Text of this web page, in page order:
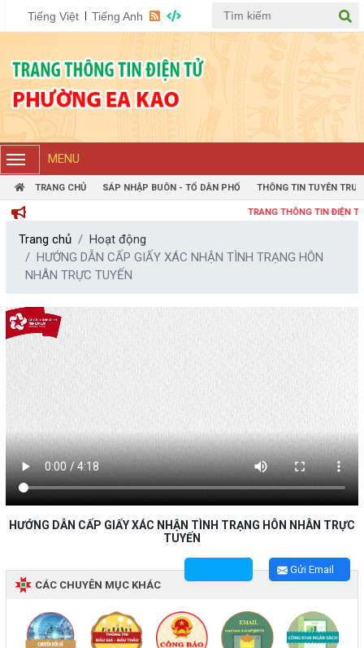
Tiếng Việt Tiếng Anh
MENU
TRANG CHỦ SÁP NHẬP BUÔN - TỔ DÂN PHỐ THÔNG TIN TUYÊN
TRANG THÔNG TIN ĐIỆN TỬ
Trang chủ
Hoạt động
HƯỚNG DẪN CẤP GIẤY XÁC NHẬN TÌNH TRẠNG HÔN
NHÂN TRỰC TUYẾN
HƯỚNG DẪN CẤP GIẤY XÁC NHẬN TÌNH TRẠNG HÔN NHÂN TRỰC
TUYẾN
Gửi Email
CÁC CHUYÊN MỤC KHÁC